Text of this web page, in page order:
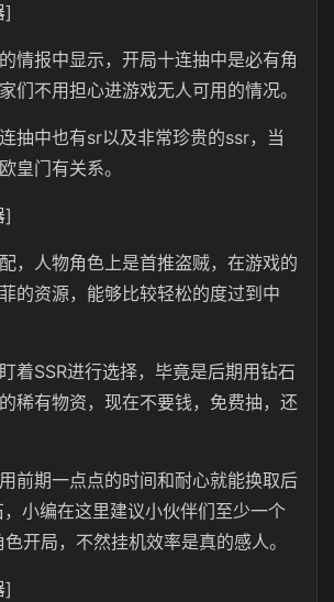
]
情报中显示，开局十连抽中是必有角
们不用担心进游戏无人可用的情况。
抽中也有sr以及非常珍贵的ssr，当
皇门有关系。
]
，人物角色上是首推盗贼，在游戏的
的资源，能够比较轻松的度过到中
着SSR进行选择，毕竟是后期用钻石
稀有物资，现在不要钱，免费抽，还
前期一点点的时间和耐心就能换取后
小编在这里建议小伙伴们至少一个
开局，不然挂机效率是真的感人。
]